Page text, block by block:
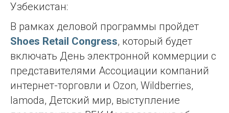
Узбекистан:
В рамках деловой программы пройдет
Shoes Retail Congress, который будет
включать День электронной коммерции с
представителями Ассоциации компаний
интернет-торговли и Ozon, Wildberries,
lamoda, Детский мир, выступление